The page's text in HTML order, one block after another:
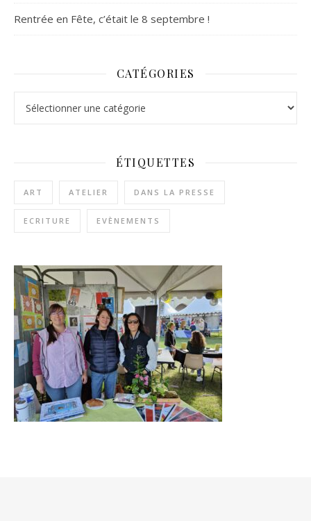
Rentrée en Fête, c’était le 8 septembre !
CATÉGORIES
ÉTIQUETTES
ART ATELIER DANS LA PRESSE
ECRITURE EVÈNEMENTS